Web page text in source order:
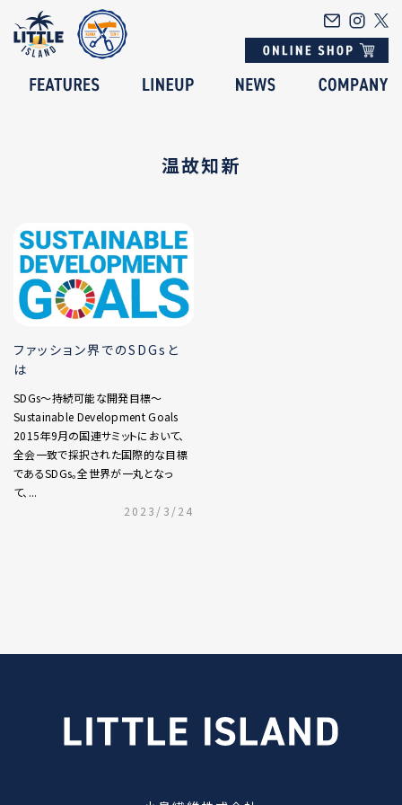
温故知新
2023/3/24
ファッション界でのSDGsと
は
SDGs～持続可能な開発目標～
Sustainable Development Goals
2015年9月の国連サミットにおいて、
全会一致で採択された国際的な目標
であるSDGs。全世界が一丸となっ
て、...